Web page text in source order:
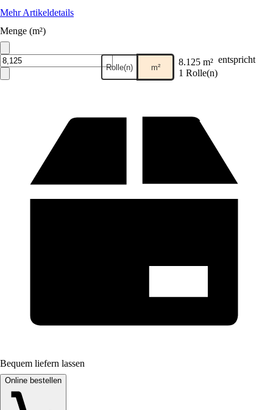
Mehr Artikeldetails
Menge (m²)
Rolle(n) m² 8.125 m² entspricht
1 Rolle(n)
Bequem liefern lassen
Online bestellen